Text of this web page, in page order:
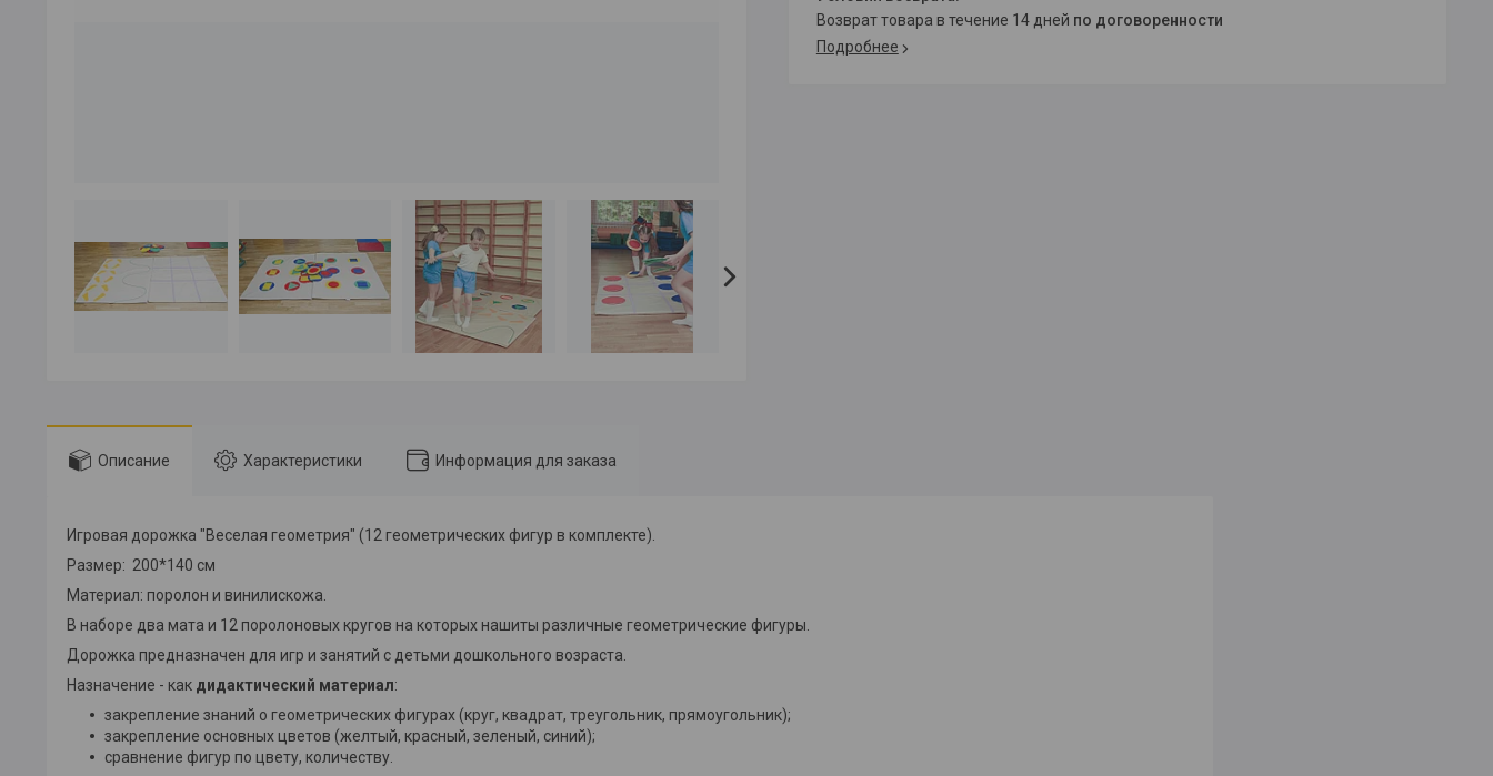
возврат товара в течение 14 дней по договоренности
Подробнее
Описание Характеристики Информация для заказа
Игровая дорожка "Веселая геометрия" (12 геометрических фигур в комплекте).
Размер: 200*140 см
Материал: поролон и винилискожа.
В наборе два мата и 12 поролоновых кругов на которых нашиты различные геометрические фигуры.
Дорожка предназначен для игр и занятий с детьми дошкольного возраста.
Назначение - как дидактический материал:
закрепление знаний о геометрических фигурах (круг, квадрат, треугольник, прямоугольник);
закрепление основных цветов (желтый, красный, зеленый, синий);
сравнение фигур по цвету, количеству.